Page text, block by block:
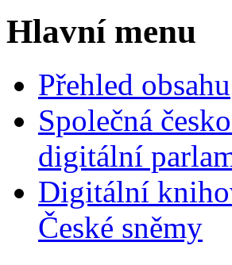
Hlavní menu
Přehled obsahu
Společná
digitální
Digitální
České sněmy